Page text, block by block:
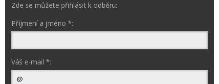
Zde se můžete přihlásit k odběru:
Příjmení a jméno *:
Váš e-mail *: